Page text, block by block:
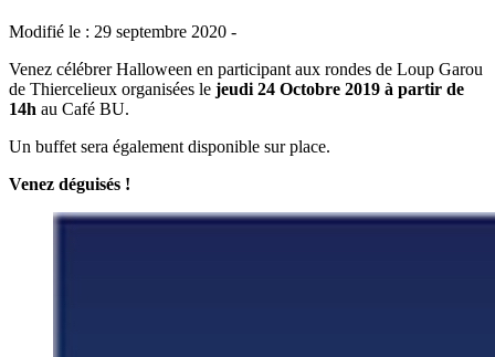
Modifié le : 29 septembre 2020 -
Venez célébrer Halloween en participant aux rondes de Loup Garou
de Thiercelieux organisées le jeudi 24 Octobre 2019 à partir de
14h au Café BU.
Un buffet sera également disponible sur place.
Venez déguisés !